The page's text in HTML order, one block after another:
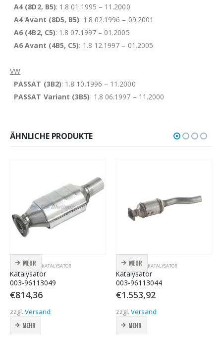
A4 (8D2, B5): 1.8 01.1995 – 11.2000
A4 Avant (8D5, B5): 1.8 02.1996 – 09.2001
A6 (4B2, C5): 1.8 07.1997 – 01.2005
A6 Avant (4B5, C5): 1.8 12.1997 – 01.2005
VW
PASSAT (3B2): 1.8 10.1996 – 11.2000
PASSAT Variant (3B5): 1.8 06.1997 – 11.2000
ÄHNLICHE PRODUKTE
MEHR
KATALYSATOR KATALYSATOR
Katalysator
003-96113049
€814,36
zzgl. Versand
MEHR
MEHR
KATALYSATOR KATALYSATOR
Katalysator
003-96113044
€1.553,92
zzgl. Versand
MEHR